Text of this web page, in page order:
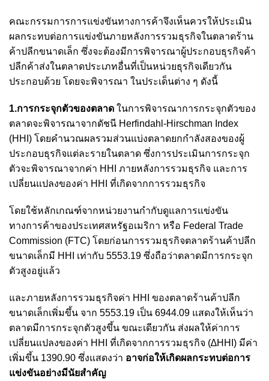
คณะกรรมการการแข่งขันทางการค้าจึงเห็นควรให้ประเมิน
ผลกระทบต่อการแข่งขันภายหลังการรวมธุรกิจในตลาดร้าน
ค้าปลีกขนาดเล็ก ซึ่งจะต้องมีการพิจารณาผู้ประกอบธุรกิจค้า
ปลีกค้าส่งในตลาดประเภทอื่นที่เป็นหน่วยธุรกิจเดียวกัน
ประกอบด้วย โดยจะพิจารณา ในประเด็นต่าง ๆ ดังนี้
1.การกระจุกตัวของตลาด ในการพิจารณาการกระจุกตัวของ
ตลาดจะพิจารณาจากดัชนี Herfindahl-Hirschman Index
(HHI) โดยคำนวณผลรวมส่วนแบ่งตลาดยกกำลังสองของผู้
ประกอบธุรกิจแต่ละรายในตลาด ซึ่งการประเมินการกระจุก
ตัวจะพิจารณาจากค่า HHI ภายหลังการรวมธุรกิจ และการ
เปลี่ยนแปลงของค่า HHI ที่เกิดจากการรวมธุรกิจ
โดยใช้หลักเกณฑ์จากหน่วยงานกำกับดูแลการแข่งขัน
ทางการค้าของประเทศสหรัฐอเมริกา หรือ Federal Trade
Commission (FTC) โดยก่อนการรวมธุรกิจตลาดร้านค้าปลีก
ขนาดเล็กมี HHI เท่ากับ 5553.19 ซึ่งถือว่าตลาดมีการกระจุก
ตัวสูงอยู่แล้ว
และภายหลังการรวมธุรกิจค่า HHI ของตลาดร้านค้าปลีก
ขนาดเล็กเพิ่มขึ้น จาก 5553.19 เป็น 6944.09 แสดงให้เห็นว่า
ตลาดมีการกระจุกตัวสูงขึ้น ขณะเดียวกัน ส่งผลให้ค่าการ
เปลี่ยนแปลงของค่า HHI ที่เกิดจากการรวมธุรกิจ (∆HHI) มีค่า
เพิ่มขึ้น 1390.90 ซึ่งแสดงว่า อาจก่อให้เกิดผลกระทบต่อการ
แข่งขันอย่างมีนัยสำคัญ